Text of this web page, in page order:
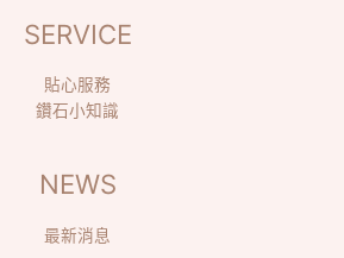
SERVICE
貼心服務
鑽石小知識
NEWS
最新消息